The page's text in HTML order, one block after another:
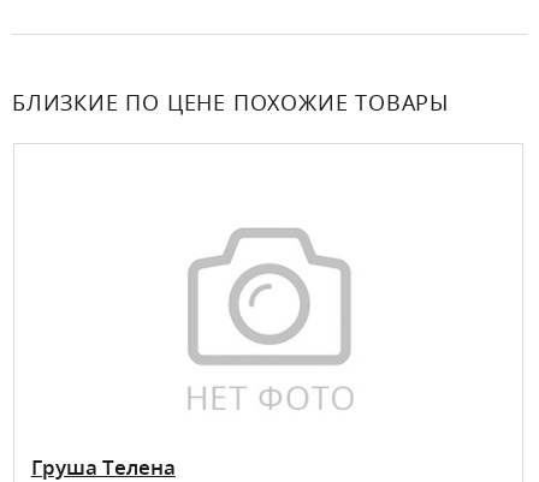
БЛИЗКИЕ ПО ЦЕНЕ ПОХОЖИЕ ТОВАРЫ
Груша Телена